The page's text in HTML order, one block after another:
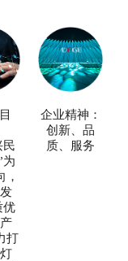
民
为
，
优
打
企业精神：
创新、品
质、服务